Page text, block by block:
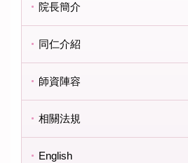
院長簡介
同仁介紹
師資陣容
相關法規
English